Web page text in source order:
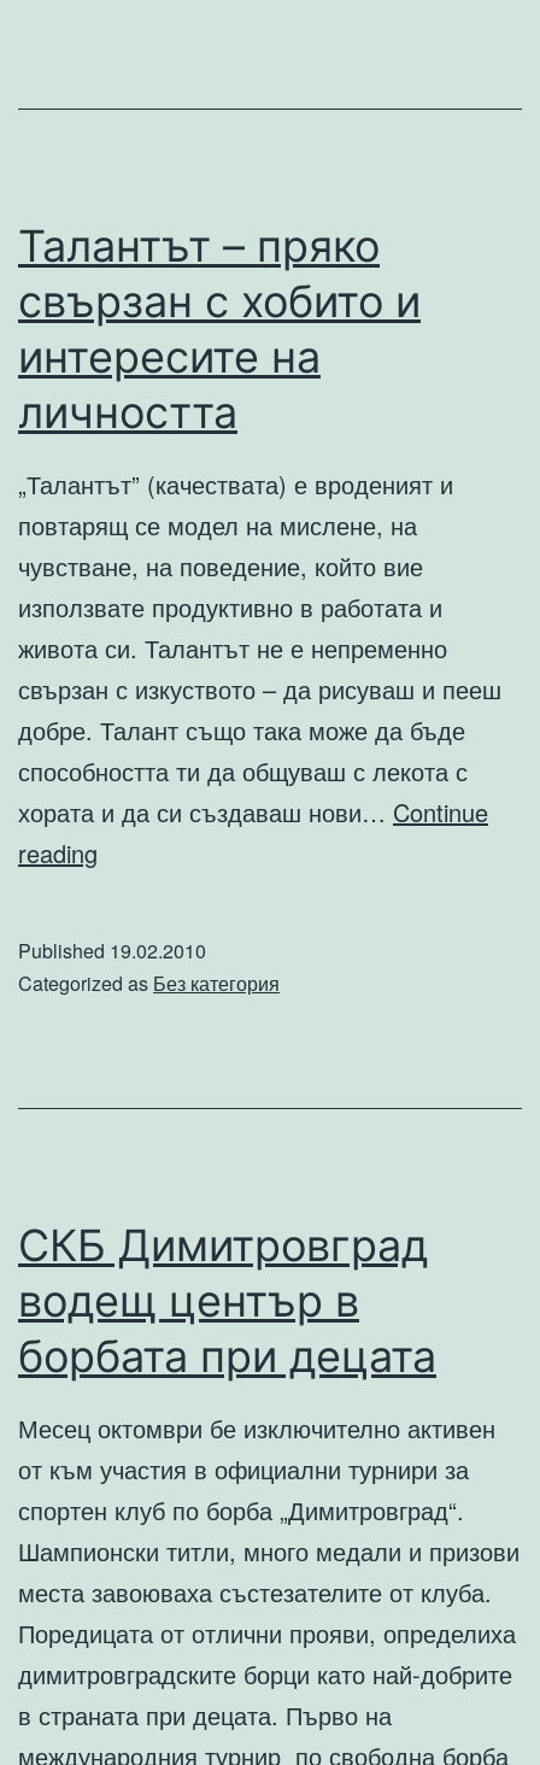
Талантът – пряко
свързан с хобито и
интересите на
личността
„Талантът” (качествата) е вроденият и
повтарящ се модел на мислене, на
чувстване, на поведение, който вие
използвате продуктивно в работата и
живота си. Талантът не е непременно
свързан с изкуството – да рисуваш и пееш
добре. Талант също така може да бъде
способността ти да общуваш с лекота с
хората и да си създаваш нови… Continue
reading
свързан
личността
Published 19.02.2010
Categorized as Без категория
СКБ Димитровград
водещ център в
борбата при децата
Месец октомври бе изключително активен
от към участия в официални турнири за
спортен клуб по борба „Димитровград“.
Шампионски титли, много медали и призови
места завоюваха състезателите от клуба.
Поредицата от отлични прояви, определиха
димитровградските борци като най-добрите
в страната при децата. Първо на
международния турнир по свободна борба